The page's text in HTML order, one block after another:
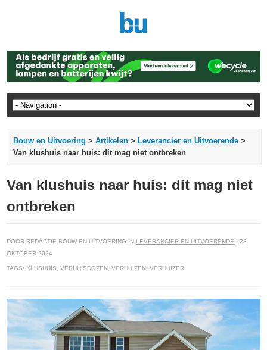
Bouw en Uitvoering >Artikelen > Leverancier en Uitvoerende >
Van klushuis naar huis: dit mag niet ontbreken
Van klushuis naar huis: dit mag niet
ontbreken
DOOR REDACTIE BOUW EN UITVOERING IN LEVERANCIER EN UITVOERENDE · 28
OKTOBER 2024
TAGS: KLUSHUIS,VERHUISDOZEN,VERHUIZEN,VERHUIZER